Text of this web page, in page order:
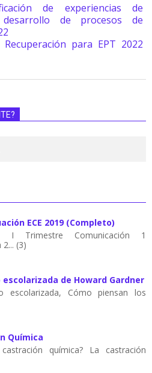
de experiencias de
de procesos de
para EPT 2022
ECE 2019 (Completo)
I Trimestre Comunicación 1
(3)
de Howard Gardner
escolarizada, Cómo piensan los
Química
química? La castración